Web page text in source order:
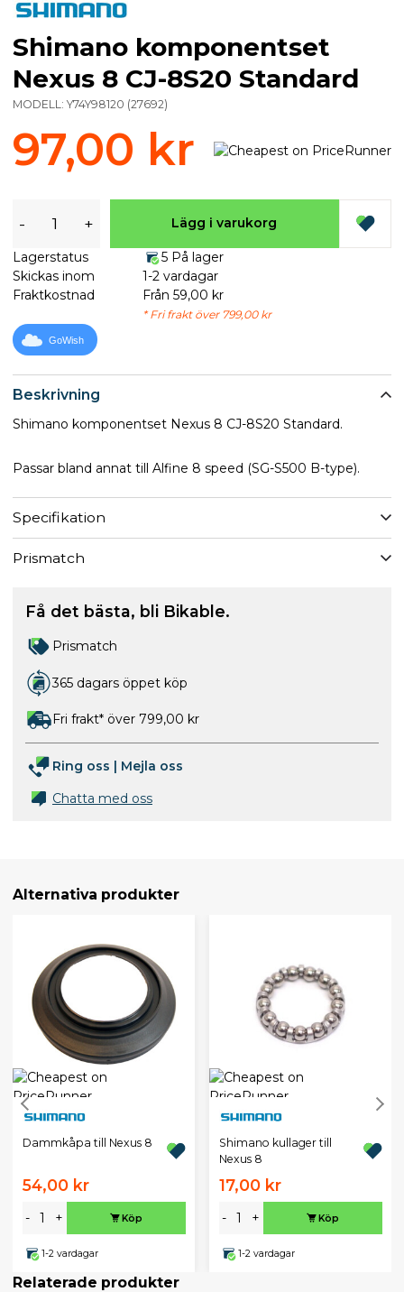
Beskrivning
Shimano komponentset Nexus 8 CJ-8S20 Standard.
Passar bland annat till Alfine 8 speed (SG-S500 B-type).
Specifikation
Prismatch
Shimano komponentset
Nexus 8 CJ-8S20 Standard
MODELL: Y74Y98120 (27692)
97,00 kr
- + Lägg i varukorg
Lagerstatus
5 På lager
Skickas inom
1-2 vardagar
Fraktkostnad
Från 59,00 kr
* Fri frakt över 799,00 kr
GoWish
Få det bästa, bli Bikable.
Prismatch
365 dagars öppet köp
Fri frakt* över 799,00 kr
Ring oss | Mejla oss
Chatta med oss
Alternativa produkter
Dammkåpa till Nexus 8
54,00 kr
- + Köp
1-2 vardagar
Shimano kullager till
Nexus 8
17,00 kr
- + Köp
1-2 vardagar
Relaterade produkter